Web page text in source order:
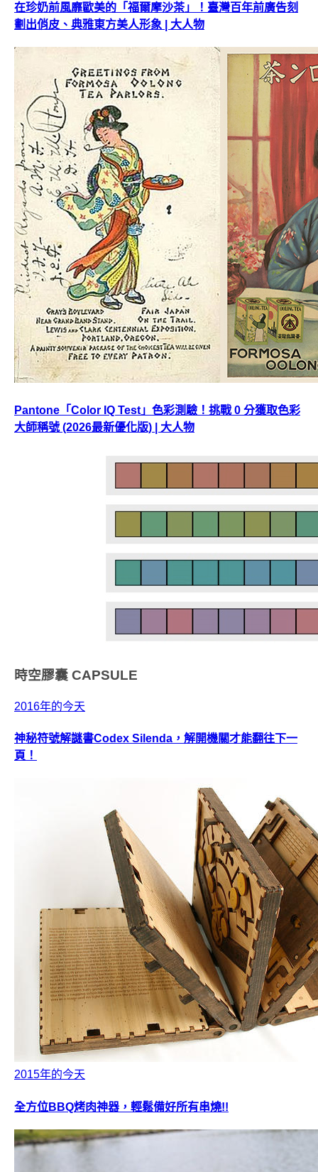
在珍奶前風靡歐美的「福爾摩沙茶」！臺灣百年前廣告刻
劃出俏皮、典雅東方美人形象 | 大人物
Pantone「Color IQ Test」色彩測驗！挑戰 0 分獲取色彩
大師稱號 (2026最新優化版) | 大人物
時空膠囊 CAPSULE
2016年的今天
神秘符號解謎書Codex Silenda，解開機關才能翻往下一
頁！
2015年的今天
全方位BBQ烤肉神器，輕鬆備好所有串燒!!